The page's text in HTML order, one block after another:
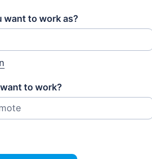
want to work as?
to work?